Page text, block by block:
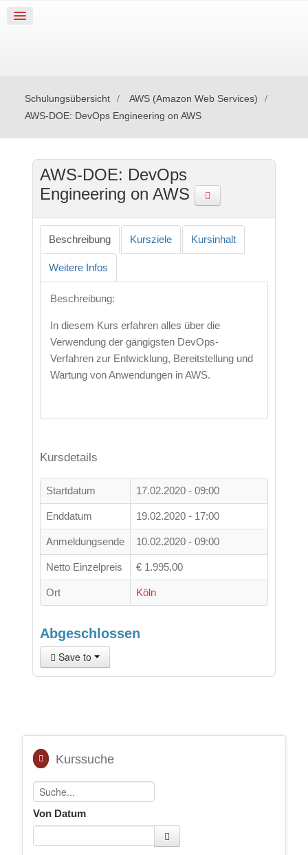
Schulungsübersicht
AWS (Amazon Web Services)
AWS-DOE: DevOps Engineering on AWS
AWS-DOE: DevOps
Engineering on AWS
Beschreibung Kursziele Kursinhalt
Weitere Infos
Beschreibung:
In diesem Kurs erfahren alles über die
Verwendung der gängigsten DevOps-
Verfahren zur Entwicklung, Bereitstellung und
Wartung von Anwendungen in AWS.
Kursdetails
Startdatum 17.02.2020 - 09:00
Enddatum 19.02.2020 - 17:00
Anmeldungsende 10.02.2020 - 09:00
Netto Einzelpreis € 1.995,00
Ort Köln
Abgeschlossen
Save to
Kurssuche
Von Datum